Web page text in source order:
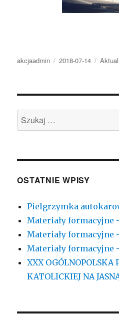
Autor
akcjaadmin Opublikowano
2018-07-14
Szukaj:
OSTATNIE WPISY
Pielgrzymka
Materiały formacyjne
Materiały formacyjne
Materiały formacyjne
XXX OGÓLNOPOLSKA
KATOLICKIEJ NA